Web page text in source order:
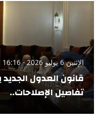
الإثنين 6 يوليو 2026 - 16:16
قانون العدول
تفاصيل الإصلاحات..